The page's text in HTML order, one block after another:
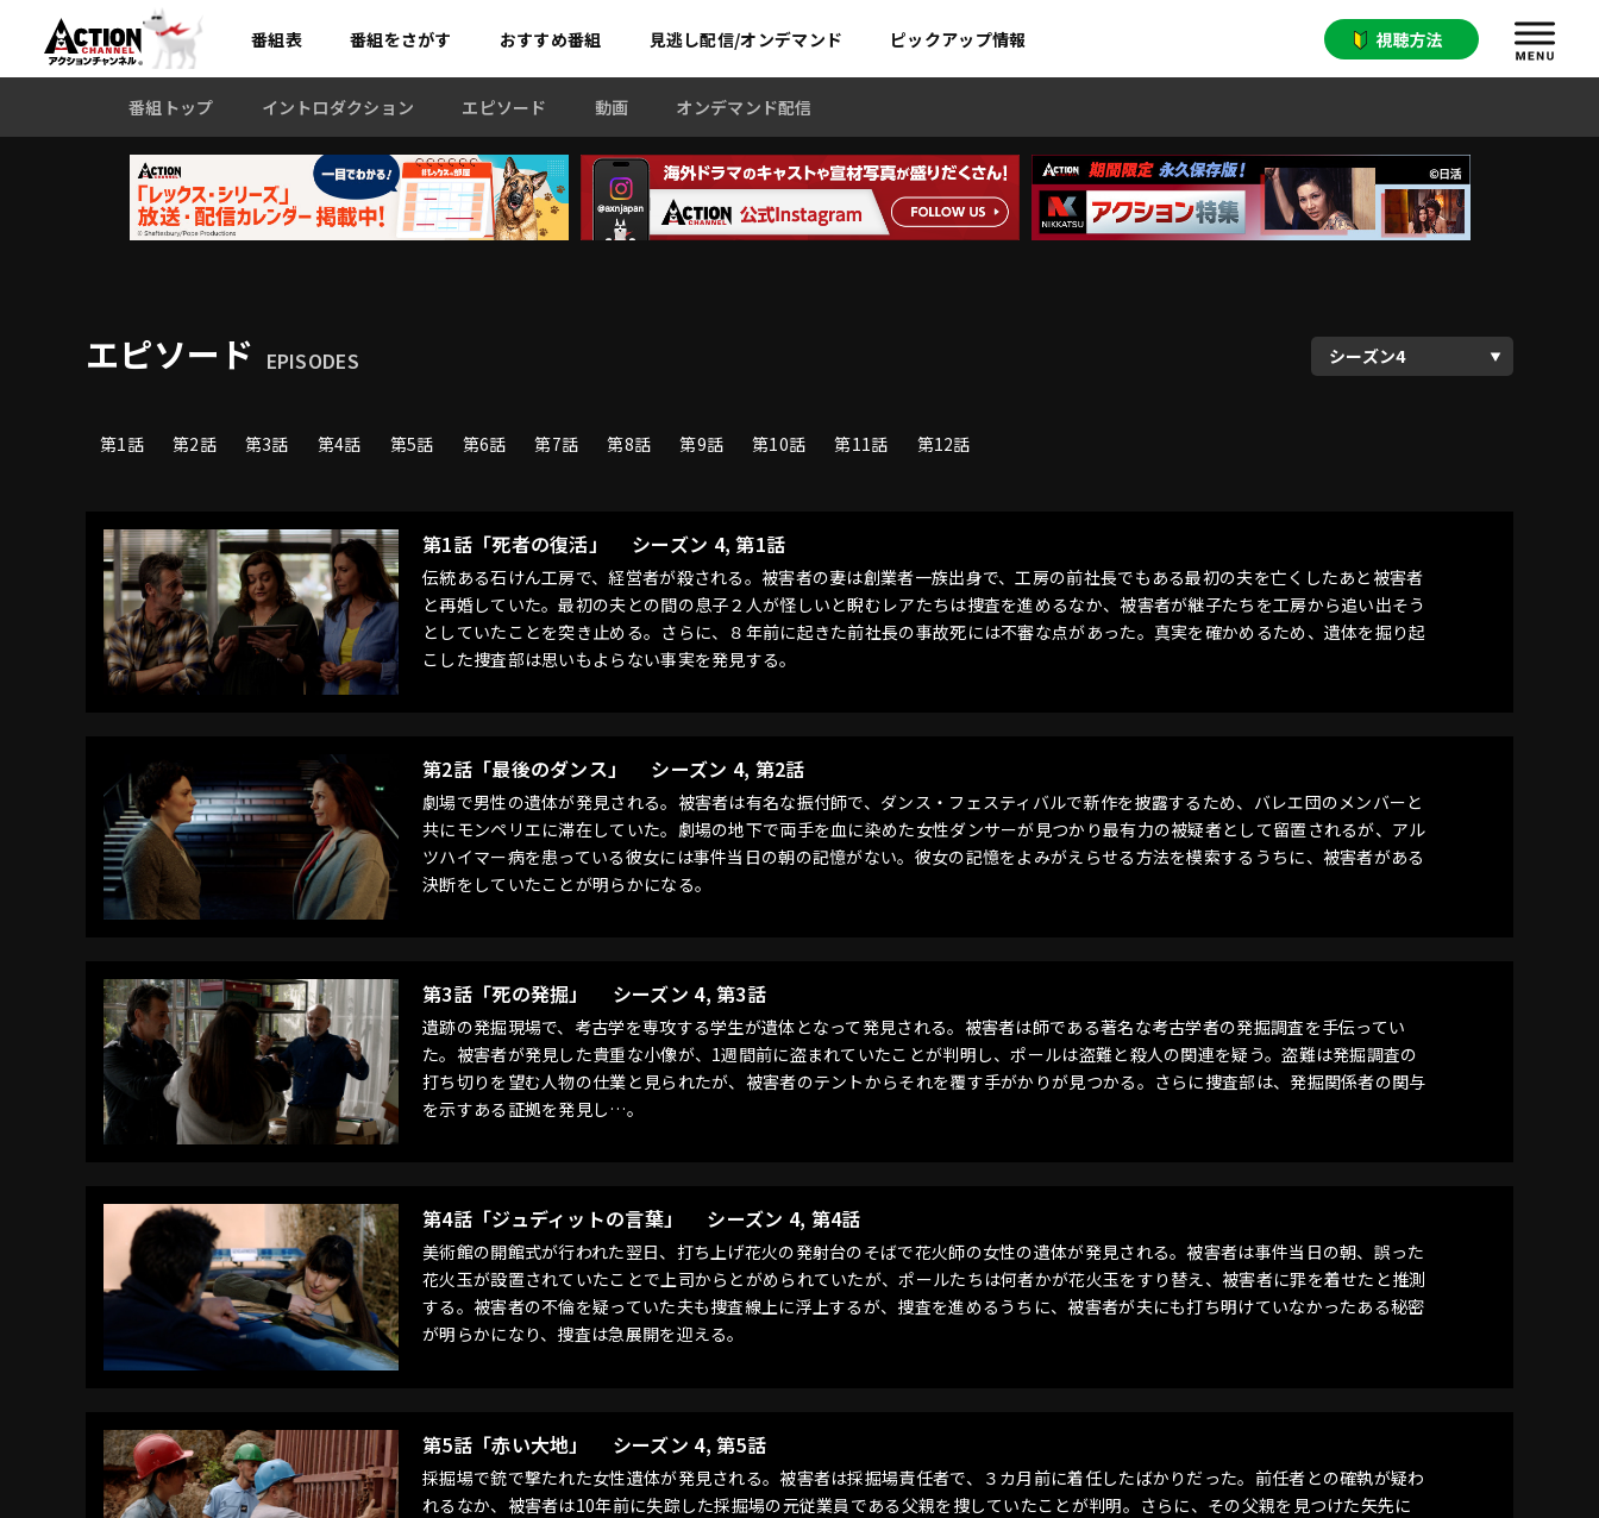
番組表 番組をさがす おすすめ番組 見逃し配信/オンデマンド ピックアップ情報
番組トップ イントロダクション エピソード 動画 オンデマンド配信
エピソード EPISODES
第1話 第2話 第3話 第4話 第5話 第6話 第7話 第8話 第9話 第10話 第11話 第12話
第1話「死者の復活」 シーズン 4, 第1話
伝統ある石けん工房で、経営者が殺される。被害者の妻は創業者一族出身で、工房の前社長でもある最初の夫を亡くしたあと被害者
と再婚していた。最初の夫との間の息子２人が怪しいと睨むレアたちは捜査を進めるなか、被害者が継子たちを工房から追い出そう
としていたことを突き止める。さらに、８年前に起きた前社長の事故死には不審な点があった。真実を確かめるため、遺体を掘り起
こした捜査部は思いもよらない事実を発見する。
第2話「最後のダンス」 シーズン 4, 第2話
劇場で男性の遺体が発見される。被害者は有名な振付師で、ダンス・フェスティバルで新作を披露するため、バレエ団のメンバーと
共にモンペリエに滞在していた。劇場の地下で両手を血に染めた女性ダンサーが見つかり最有力の被疑者として留置されるが、アル
ツハイマー病を患っている彼女には事件当日の朝の記憶がない。彼女の記憶をよみがえらせる方法を模索するうちに、被害者がある
決断をしていたことが明らかになる。
第3話「死の発掘」 シーズン 4, 第3話
遺跡の発掘現場で、考古学を専攻する学生が遺体となって発見される。被害者は師である著名な考古学者の発掘調査を手伝ってい
た。被害者が発見した貴重な小像が、1週間前に盗まれていたことが判明し、ポールは盗難と殺人の関連を疑う。盗難は発掘調査の
打ち切りを望む人物の仕業と見られたが、被害者のテントからそれを覆す手がかりが見つかる。さらに捜査部は、発掘関係者の関与
を示すある証拠を発見し…。
第4話「ジュディットの言葉」 シーズン 4, 第4話
美術館の開館式が行われた翌日、打ち上げ花火の発射台のそばで花火師の女性の遺体が発見される。被害者は事件当日の朝、誤った
花火玉が設置されていたことで上司からとがめられていたが、ポールたちは何者かが花火玉をすり替え、被害者に罪を着せたと推測
する。被害者の不倫を疑っていた夫も捜査線上に浮上するが、捜査を進めるうちに、被害者が夫にも打ち明けていなかったある秘密
が明らかになり、捜査は急展開を迎える。
第5話「赤い大地」 シーズン 4, 第5話
採掘場で銃で撃たれた女性遺体が発見される。被害者は採掘場責任者で、３カ月前に着任したばかりだった。前任者との確執が疑わ
れるなか、被害者は10年前に失踪した採掘場の元従業員である父親を捜していたことが判明。さらに、その父親を見つけた矢先に